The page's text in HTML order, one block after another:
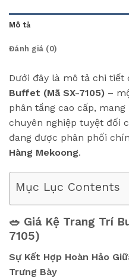
Mô tả
Đánh giá (0)
Dưới đây là mô tả chi tiết
Buffet (Mã SX-7105) –
phân tầng cao cấp,
chuyên nghiệp tuyệt đối
đang được phân phối
Hàng Mekoong.
Mục Lục Contents
🥗 Giá Kệ Trang Trí
7105)
Sự Kết Hợp Hoàn Hảo
Trưng Bày